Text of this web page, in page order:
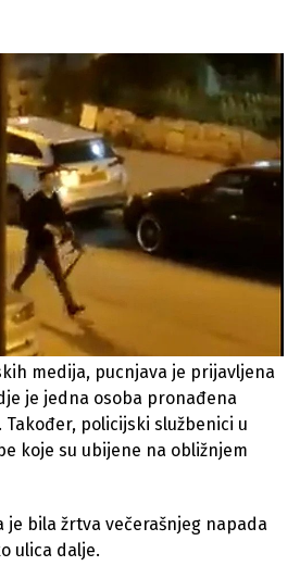
medija, pucnjava je prijavljena
je jedna osoba pronađena
policijski službenici u
koje su ubijene na obližnjem
je bila žrtva večerašnjeg napada
ulica dalje.